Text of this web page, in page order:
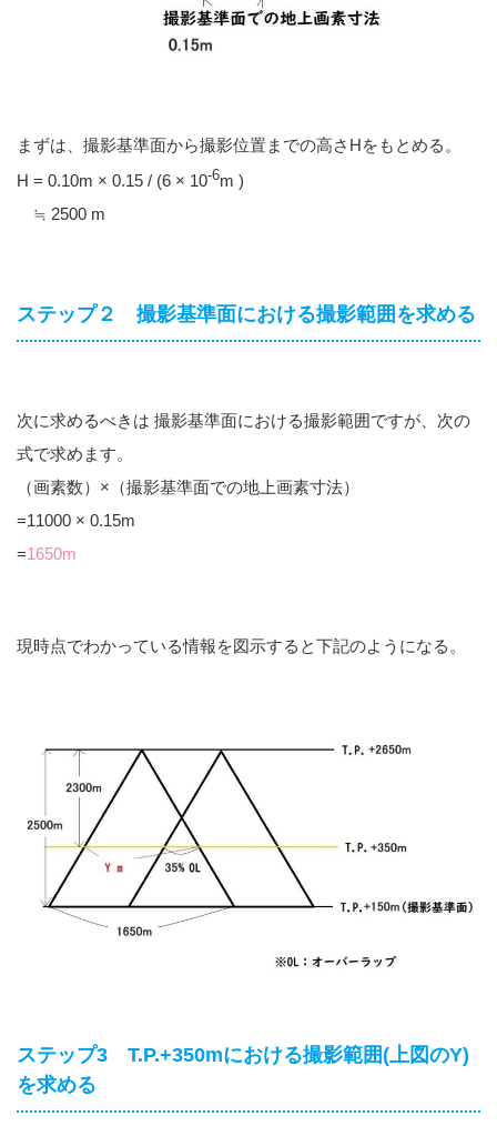
まずは、撮影基準面から撮影位置までの高さHをもとめる。
H = 0.10m × 0.15 / (6 × 10-6m )
≒ 2500 m
ステップ２ 撮影基準面における撮影範囲を求める
次に求めるべきは 撮影基準面における撮影範囲ですが、次の
式で求めます。
（画素数）×（撮影基準面での地上画素寸法）
=11000 × 0.15m
=1650m
現時点でわかっている情報を図示すると下記のようになる。
ステップ3 T.P.+350mにおける撮影範囲(上図のY)
を求める